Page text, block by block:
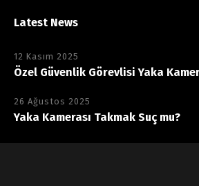
Latest News
12 Kasım 2025
Özel Güvenlik Görevlisi Yaka
26 Ağustos 2025
Yaka Kamerası Takmak Suç mu?